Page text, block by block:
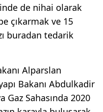
de nihai olarak
çıkarmak ve 15
buradan tedarik
Alparslan
Bakanı Abdulkadir
Sahasında 2020